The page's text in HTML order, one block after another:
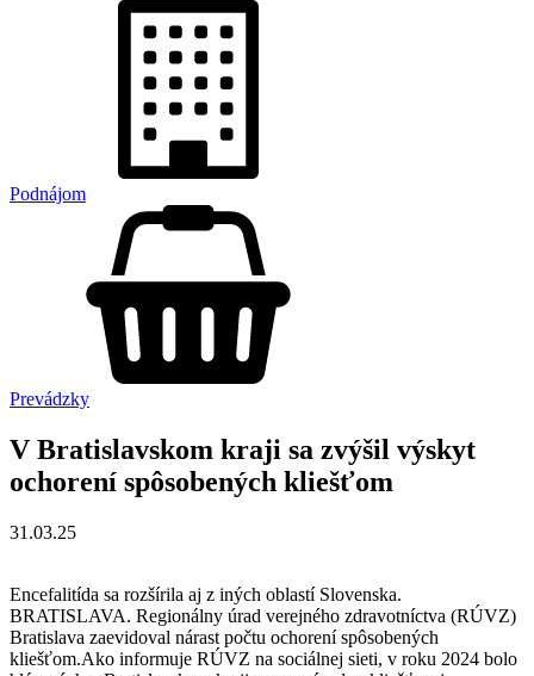
Podnájom
Prevádzky
V Bratislavskom kraji sa zvýšil výskyt
ochorení spôsobených kliešťom
31.03.25
Encefalitída sa rozšírila aj z iných oblastí Slovenska.
BRATISLAVA. Regionálny úrad verejného zdravotníctva (RÚVZ)
Bratislava zaevidoval nárast počtu ochorení spôsobených
kliešťom.Ako informuje RÚVZ na sociálnej sieti, v roku 2024 bolo